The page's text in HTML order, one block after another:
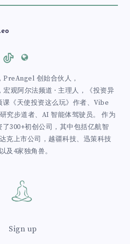
创始合伙人，
观阿尔法频道 · 主理人，《投资异
《天使投资这么玩》作者、Vibe
究步道者、AI 智能体驾驶员。 作为
300+初创公司，其中包括亿航智
克上市公司，越疆科技、迅策科技
及4家独角兽。
Sign up